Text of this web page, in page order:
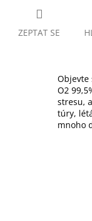
ZEPTAT SE
Objevte
O2
stresu,
túry,
mnoho